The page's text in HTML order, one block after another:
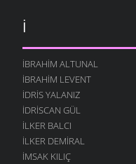
İ
İBRAHIM ALTUNAL
İBRAHIM LEVENT
İDRIS YALANIZ
IDRISCAN GÜL
İLKER BALCI
İLKER DEMIRAL
İMSAK KILIÇ